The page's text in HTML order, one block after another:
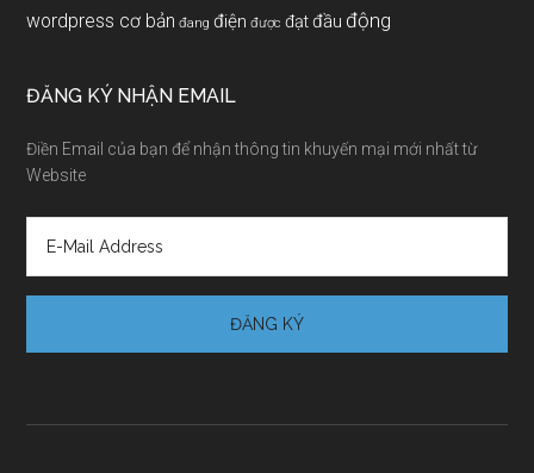
wordpress cơ bản đang điện được đạtđầu động
ĐĂNG KÝ NHẬN EMAIL
Điền Email của bạn để nhận thông tin khuyến mại mới nhất từ
Website